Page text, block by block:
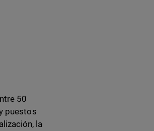
50
puestos
la